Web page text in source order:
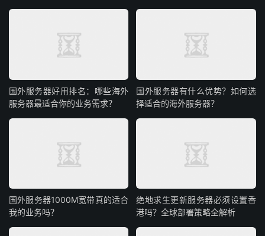
4、性价比，综合评估带宽、机柜配置、附加服务与技
5、定制化能力，服务商需能根据企业业务场景提供个
而HopeIDC作为深耕IDC领域的专业服务商，聚焦企业
核心诉求，打造全方位的大带宽机柜租用解决方案。整合高
营商线路、双线及BGP多线方案，可根据企业业务覆盖范围
精准适配，同时支持带宽与机柜资源的灵活扩展，满足业务
运维服务，包括实时网络监控、故障快速响应、硬件定期维
护等，配合完善的数据安全防护体系，为企业业务持续运行
保驾护航。针对不同行业、不同规模企业的个性化需求，可
国外服务器好用排名：哪些海外
服务器最适合你的业务需求？
国外服务器有什么优势？如何选
择适合的海外服务器？
国外服务器1000M宽带真的适合
我的业务吗？
绝地求生更新服务器必须设置香
港吗？全球部署策略全解析